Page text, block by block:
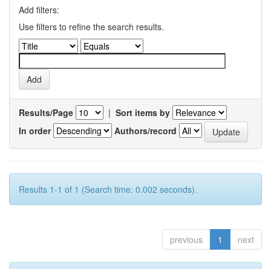
Add filters:
Use filters to refine the search results.
Results/Page | Sort items by
In order
Authors/record
Results 1-1 of 1 (Search time: 0.002 seconds).
previous 1 next